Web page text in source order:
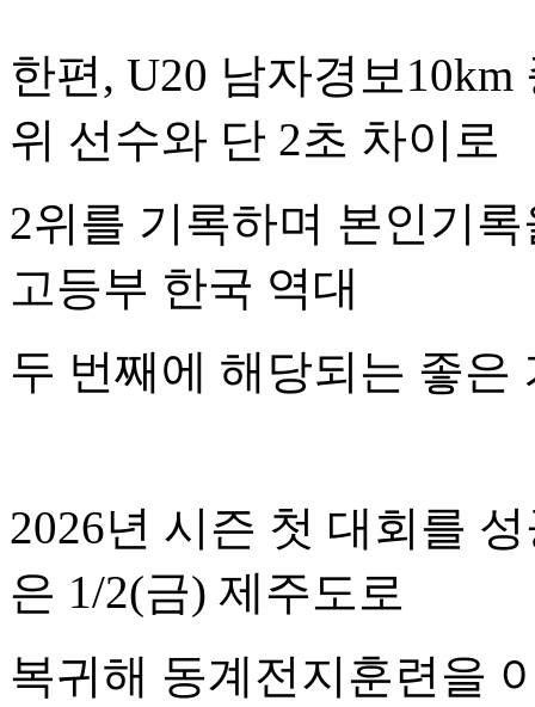
한편, U20 남자경보
위 선수와 단 2초 차이로
2위를 기록하며 본인기
고등부 한국 역대
두 번째에 해당되는 좋은
2026년 시즌 첫 대회를
은 1/2(금) 제주도로
복귀해 동계전지훈련을